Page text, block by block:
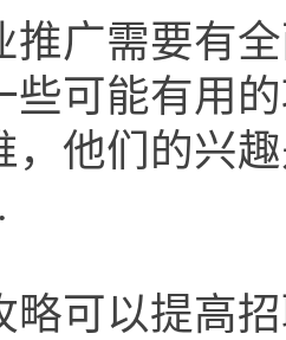
推广需要有
些可能有用
，他们的兴
略可以提高